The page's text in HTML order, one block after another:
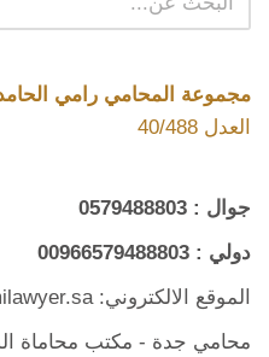
مجموعة المحامي رامي
العدل 40/488
جوال : 0579488803
دولي : 00966579488803
الموقع الالكتروني: ramilawyer.sa
محامي جدة - مكتب محاماة